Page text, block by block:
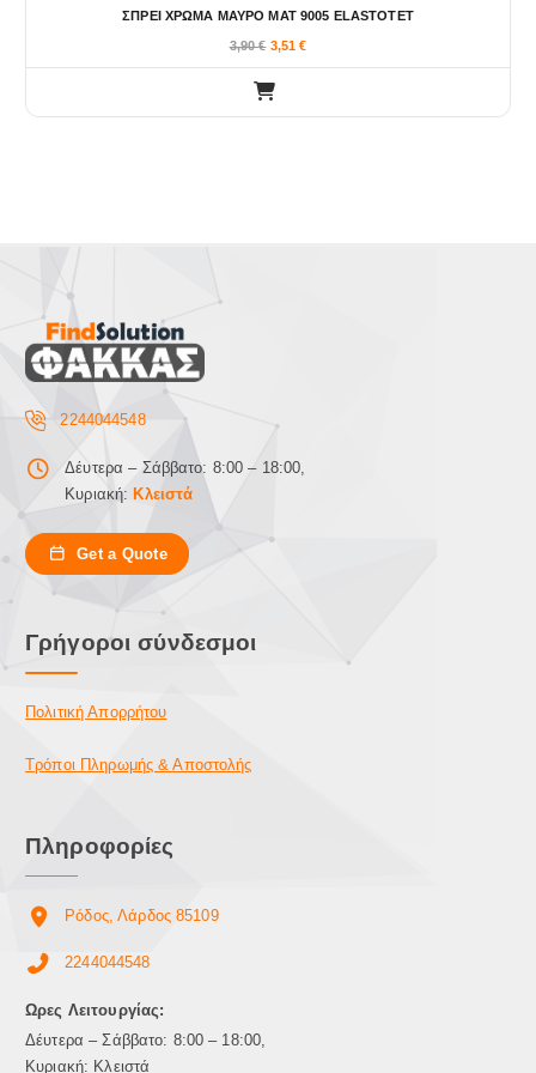
ΣΠΡΕΙ ΧΡΩΜΑ ΜΑΥΡΟ ΜΑΤ 9005 ELASTOTET
3,90€ 3,51€
2244044548
Δέυτερα – Σάββατο: 8:00 – 18:00,
Κυριακή: Κλειστά
Get a Quote
Γρήγοροι σύνδεσμοι
Πολιτική Απορρήτου
Τρόποι Πληρωμής & Αποστολής
Πληροφορίες
Ρόδος, Λάρδος 85109
2244044548
Ωρες Λειτουργίας:
Δέυτερα – Σάββατο: 8:00 – 18:00,
Κυριακή: Κλειστά